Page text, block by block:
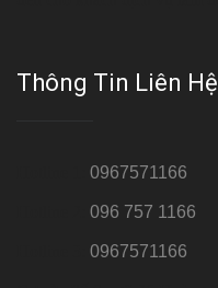
Thông Tin Liên Hệ
0967571166
096 757 1166
0967571166